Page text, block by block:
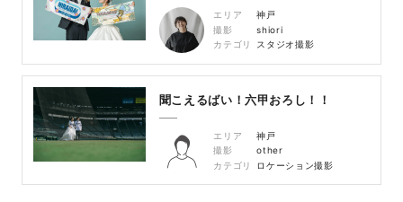
エリア
神戸
撮影
shiori
カテゴリ
スタジオ撮影
聞こえるばい！六甲おろし！！
エリア
神戸
撮影
other
カテゴリ
ロケーション撮影